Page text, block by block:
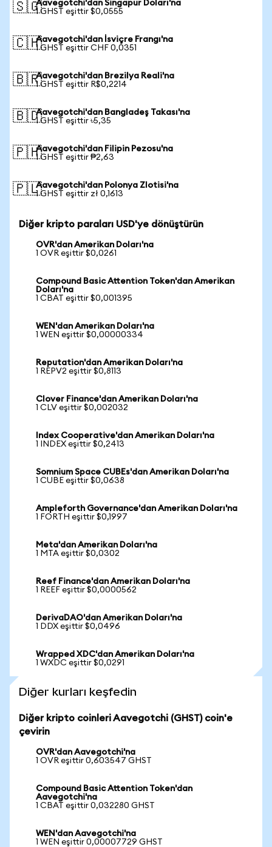
🇸🇬Aavegotchi'dan Singapur Doları'na
1 GHST eşittir $0,0555
🇨🇭Aavegotchi'dan İsviçre Frangı'na
1 GHST eşittir CHF 0,0351
🇧🇷Aavegotchi'dan Brezilya Reali'na
1 GHST eşittir R$0,2214
🇧🇩Aavegotchi'dan Bangladeş Takası'na
1 GHST eşittir ৳5,35
🇵🇭Aavegotchi'dan Filipin Pezosu'na
1 GHST eşittir ₱2,63
🇵🇱Aavegotchi'dan Polonya Zlotisi'na
1 GHST eşittir zł 0,1613
Diğer kripto paraları USD'ye dönüştürün
OVR'dan Amerikan Doları'na
1 OVR eşittir $0,0261
Compound Basic Attention Token'dan Amerikan
Doları'na
1 CBAT eşittir $0,001395
WEN'dan Amerikan Doları'na
1 WEN eşittir $0,00000334
Reputation'dan Amerikan Doları'na
1 REPV2 eşittir $0,8113
Clover Finance'dan Amerikan Doları'na
1 CLV eşittir $0,002032
Index Cooperative'dan Amerikan Doları'na
1 INDEX eşittir $0,2413
Somnium Space CUBEs'dan Amerikan Doları'na
1 CUBE eşittir $0,0638
Ampleforth Governance'dan Amerikan Doları'na
1 FORTH eşittir $0,1997
Meta'dan Amerikan Doları'na
1 MTA eşittir $0,0302
Reef Finance'dan Amerikan Doları'na
1 REEF eşittir $0,0000562
DerivaDAO'dan Amerikan Doları'na
1 DDX eşittir $0,0496
Wrapped XDC'dan Amerikan Doları'na
1 WXDC eşittir $0,0291
Diğer kurları keşfedin
Diğer kripto coinleri Aavegotchi (GHST) coin'e
çevirin
OVR'dan Aavegotchi'na
1 OVR eşittir 0,603547 GHST
Compound Basic Attention Token'dan
Aavegotchi'na
1 CBAT eşittir 0,032280 GHST
WEN'dan Aavegotchi'na
1 WEN eşittir 0,00007729 GHST